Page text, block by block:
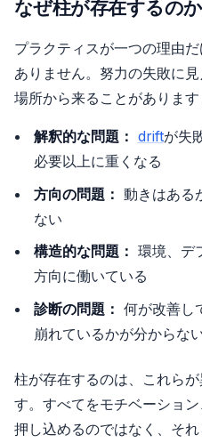
なぜ柱が存在するのか
プラクティスが一つの理由
ありません。努力の失敗に
場所から来ることがあります
解釈的な問題： driftが失
必要以上に重くなる
方向の問題： 動きはある
ない
構造的な問題： 環境、デ
方向に働いている
診断の問題： 何が改善し
崩れているかが分からな
柱が存在するのは、これら
す。すべてをモチベーショ
押し込めるのではなく、そ